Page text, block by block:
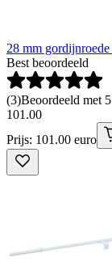
28 mm
Best beoordeeld
(3)Beoordeeld met
101.00
Prijs: 101.00 euro